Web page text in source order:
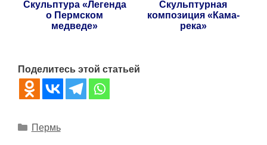
Скульптура «Легенда
о Пермском
медведе»
Скульптурная
композиция «Кама-
река»
Поделитесь этой статьей
Рубрики
Пермь